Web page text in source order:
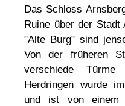
Das Schloss
Ruine über der Stadt
"Alte Burg" sind
Von der früheren
verschiede
Herdringen wurde
und ist von einem